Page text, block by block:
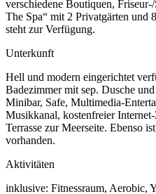
verschiedene Boutiquen,
The Spa“ mit 2 Privatgärten und
steht zur Verfügung.
Unterkunft
Hell und modern eingerichtet
Badezimmer mit sep. Dusche
Minibar, Safe, Multimedia-
Musikkanal, kostenfreier
Terrasse zur Meerseite. Ebenso
vorhanden.
Aktivitäten
inklusive: Fitnessraum, Aerobic,